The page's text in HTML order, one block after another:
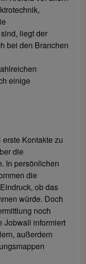
liegt der
bei den Branchen
einige
Kontakte zu
die
In persönlichen
die
ob das
würde. Doch
noch
Jobwall informiert
außerdem